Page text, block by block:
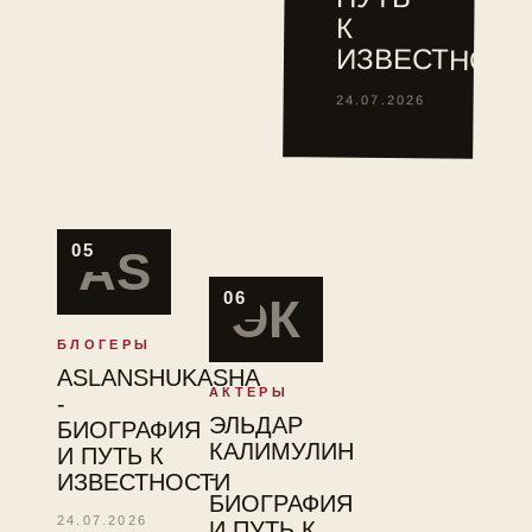
К
24.07.2026
05
AS
БЛОГЕРЫ
ASLANSHUKASHA
-
БИОГРАФИЯ
И ПУТЬ К
ИЗВЕСТНОСТИ
24.07.2026
06ЭК
АКТЕРЫ
ЭЛЬДАР
КАЛИМУЛИН
-
БИОГРАФИЯ